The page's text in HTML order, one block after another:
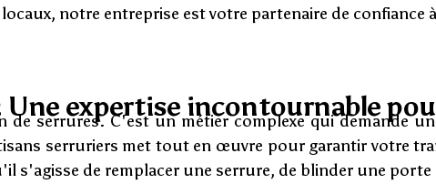
notre entreprise est votre partenaire de confiance
Une expertise incontournable
de serrures. C'est un métier complexe qui demande
serruriers met tout en œuvre pour garantir votre
s'agisse de remplacer une serrure, de blinder une